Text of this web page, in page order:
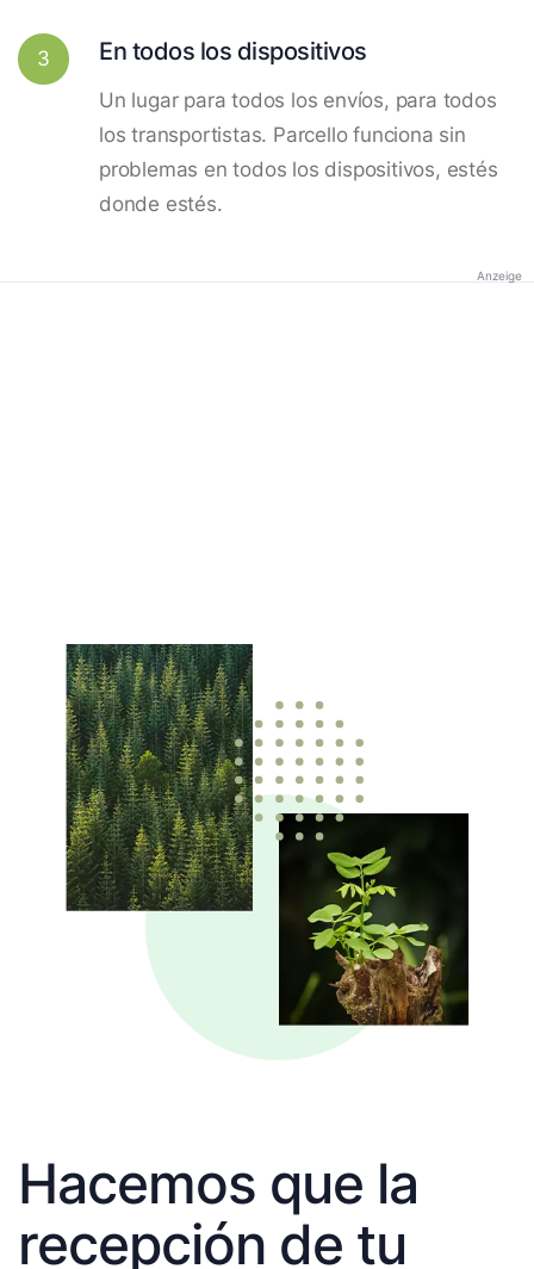
3 En todos los dispositivos
Un lugar para todos los envíos, para todos
los transportistas. Parcello funciona sin
problemas en todos los dispositivos, estés
donde estés.
Anzeige
Hacemos que la
recepción de tu